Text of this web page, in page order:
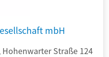
mbH
Straße 124